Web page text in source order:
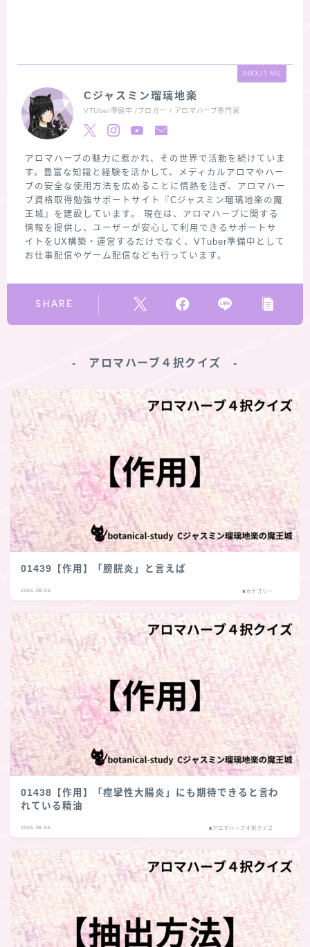
ABOUT ME
Cジャスミン瑠璃地楽
VTUber準備中 /ブロガー / アロマハーブ専門家
アロマハーブの魅力に惹かれ、その世界で活動を続けていま
す。豊富な知識と経験を活かして、メディカルアロマやハー
ブの安全な使用方法を広めることに情熱を注ぎ、アロマハー
ブ資格取得勉強サポートサイト『Cジャスミン瑠璃地楽の魔
王城』を建設しています。 現在は、アロマハーブに関する
情報を提供し、ユーザーが安心して利用できるサポートサ
イトをUX構築・運営するだけでなく、VTuber準備中として
お仕事配信やゲーム配信なども行っています。
SHARE
‐ アロマハーブ４択クイズ ‐
01439【作用】「膀胱炎」と言えば
2026.08.06 ■カテゴリー
01438【作用】「痙攣性大腸炎」にも期待できると言わ
れている精油
2026.08.05 ■アロマハーブ４択クイズ